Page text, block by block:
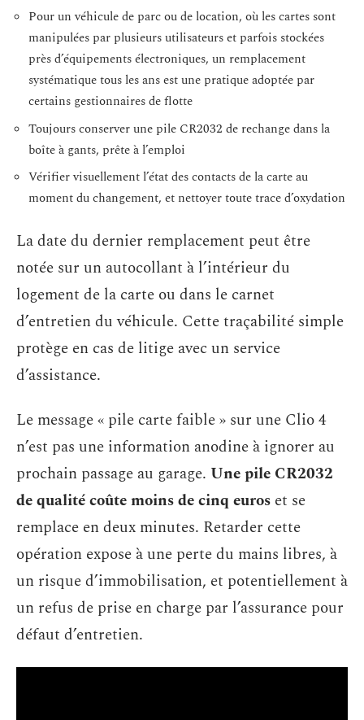
Pour un véhicule de parc ou de location, où les cartes sont
manipulées par plusieurs utilisateurs et parfois stockées
près d’équipements électroniques, un remplacement
systématique tous les ans est une pratique adoptée par
certains gestionnaires de flotte
Toujours conserver une pile CR2032 de rechange dans la
boîte à gants, prête à l’emploi
Vérifier visuellement l’état des contacts de la carte au
moment du changement, et nettoyer toute trace d’oxydation
La date du dernier remplacement peut être
notée sur un autocollant à l’intérieur du
logement de la carte ou dans le carnet
d’entretien du véhicule. Cette traçabilité simple
protège en cas de litige avec un service
d’assistance.
Le message « pile carte faible » sur une Clio 4
n’est pas une information anodine à ignorer au
prochain passage au garage. Une pile CR2032
de qualité coûte moins de cinq euros et se
remplace en deux minutes. Retarder cette
opération expose à une perte du mains libres, à
un risque d’immobilisation, et potentiellement à
un refus de prise en charge par l’assurance pour
défaut d’entretien.